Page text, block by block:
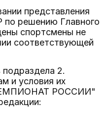
представления
по решению Главного
спортсмены не
соответствующей
подраздела 2.
и условия их
РОССИИ"